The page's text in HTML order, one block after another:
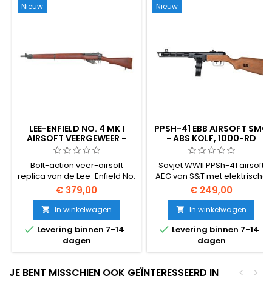
Nieuw
LEE-ENFIELD NO. 4 MK I
AIRSOFT VEERGEWEER -
ECHT HOUT, HET BRITSE
WWII SERVICE GEWEER
Bolt-action veer-airsoft
replica van de Lee-Enfield No.
4 Mk I - het standaard Britse
en Gemenebest
dienstgeweer uit WOII. Echt
houten kolf en handvat,
metalen actie, magazijn voor
30 ronden, ~390 FPS / 1,41 J.
1130 mm, 3640 g.
€ 379,00
 In winkelwagen
 Levering binnen 7-14
dagen
Nieuw
PPSH-41 EBB AIRSOFT SMG
- ABS KOLF, 1000-RD
DRUM, BLOW-BACK
Sovjet WWII PPSh-41 airsoft
AEG van S&T met elektrische
terugslag voor realistische
grendelbediening. ABS
polymeer kolf, volledig
metalen bovendeel, 1000-
ronden stalen drum
magazijn, semi &
volautomatisch. ~300 FPS / 1,4
€ 249,00
 In winkelwagen
 Levering binnen 7-14
dagen
JE BENT MISSCHIEN OOK GEÏNTERESSEERD IN >
<